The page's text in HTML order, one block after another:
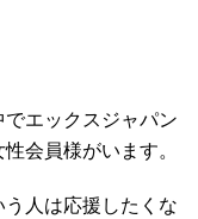
エックスジャパン
会員様がいます。
人は応援したくな